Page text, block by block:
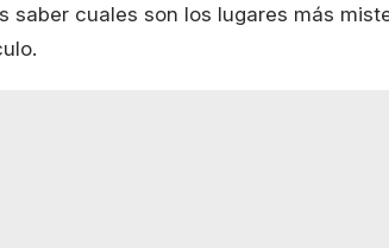
saber cuales son los lugares más